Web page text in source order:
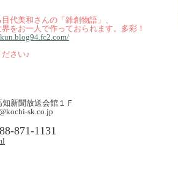
代美和さんの「雑創物語」、
をお一人で作っておられます。多彩！
さい♪
聞放送会館１Ｆ
sk.co.jp
871-1131